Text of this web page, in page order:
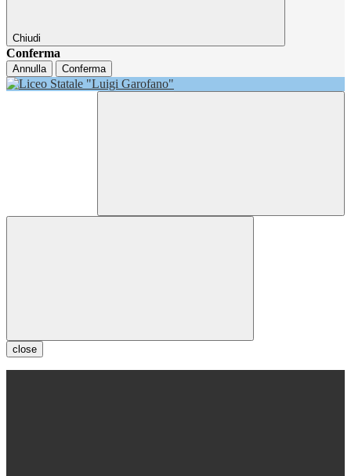
Chiudi
Conferma
Annulla Conferma
close